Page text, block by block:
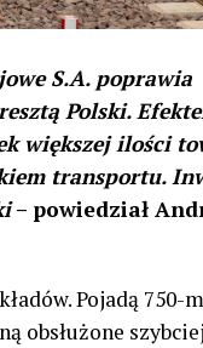
S.A. poprawia
Polski.
większej ilości
transportu.
– powiedział
Pojadą 750-
obsłużone